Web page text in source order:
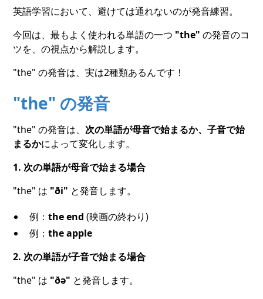
英語学習において、避けては通れないのが発音練習。
今回は、最もよく使われる単語の一つ "the" の発音のコ
ツを、の視点から解説します。
"the" の発音は、実は2種類あるんです！
"the" の発音
"the" の発音は、次の単語が母音で始まるか、子音で始
まるかによって変化します。
1. 次の単語が母音で始まる場合
"the" は "ði" と発音します。
例：the end (映画の終わり)
例：the apple
2. 次の単語が子音で始まる場合
"the" は "ðə" と発音します。